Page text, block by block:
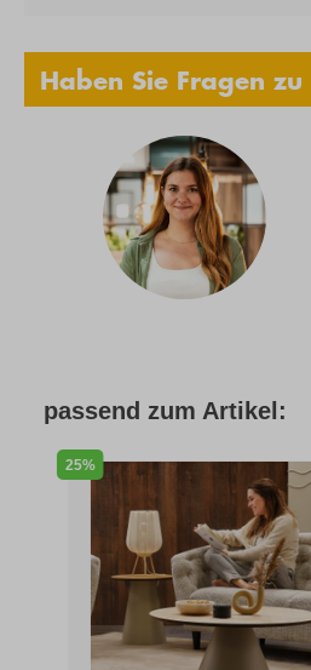
Haben Sie Fragen
passend zum Artikel:
25%